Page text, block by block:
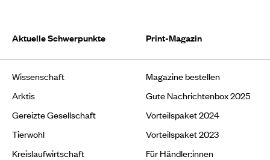
Aktuelle Schwerpunkte
Wissenschaft
Arktis
Gereizte Gesellschaft
Tierwohl
Kreislaufwirtschaft
Print-Magazin
Magazine bestellen
Gute Nachrichtenbox 2025
Vorteilspaket 2024
Vorteilspaket 2023
Für Händler:innen